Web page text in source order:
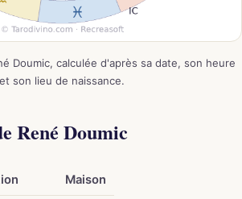
Doumic, calculée d'après sa date, son heure
et son lieu de naissance.
René Doumic
Maison